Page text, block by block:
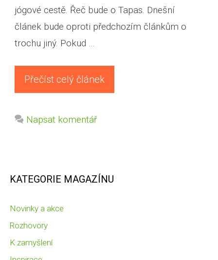
jógové cestě. Řeč bude o Tapas. Dnešní
článek bude oproti předchozím článkům o
trochu jiný. Pokud …
Přečíst celý článek
Napsat komentář
KATEGORIE MAGAZÍNU
Novinky a akce
Rozhovory
K zamyšlení